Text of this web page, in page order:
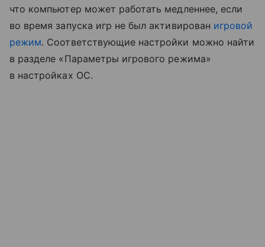
что компьютер может работать медленнее, если
во время запуска игр не был активирован игровой
режим. Соответствующие настройки можно найти
в разделе «Параметры игрового режима»
в настройках ОС.